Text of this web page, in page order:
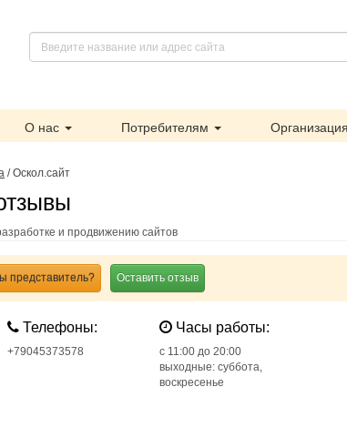
О нас Потребителям
/Оскол.сайт
и продвижению сайтов
Оставить отзыв
представитель?
Телефоны:
+79045373578
Часы работы:
c 11:00 до 20:00
выходные: суббота,
воскресенье